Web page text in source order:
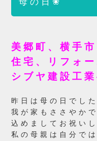
美郷町、横手
住宅、リフォー
シブヤ建設工
昨日は母の日でした
我が家もささやか
込めましてお祝い
私の母親は自分で